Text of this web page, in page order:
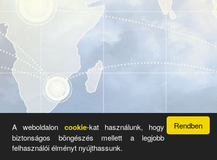
Üzemeltető: Radar Hirdető Rendszer 2017 - 2026 ©
Önnek is saját aloldala.
Rendben
A weboldalon cookie-kat használunk, hogy
biztonságos böngészés mellett a legjobb
felhasználói élményt nyújthassunk.